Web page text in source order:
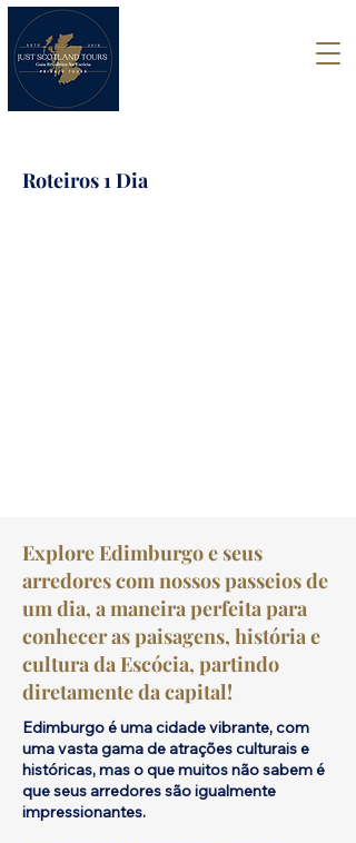
Roteiros 1 Dia
Explore Edimburgo e seus
arredores com nossos passeios de
um dia, a maneira perfeita para
conhecer as paisagens, história e
cultura da Escócia, partindo
diretamente da capital!
Edimburgo é uma cidade vibrante, com
uma vasta gama de atrações culturais e
históricas, mas o que muitos não sabem é
que seus arredores são igualmente
impressionantes.